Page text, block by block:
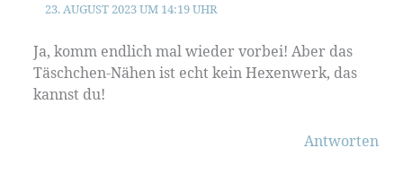
23. AUGUST 2023 UM 14:19 UHR
Ja, komm endlich mal wieder vorbei! Aber das
Täschchen-Nähen ist echt kein Hexenwerk, das
kannst du!
Antworten